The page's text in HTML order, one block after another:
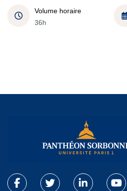
Volume horaire
36h